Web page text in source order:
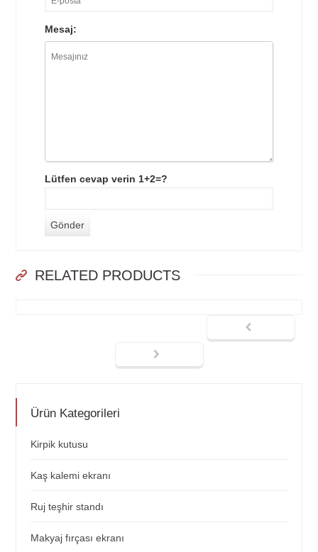
Mesaj:
Lütfen cevap verin 1+2=?
RELATED PRODUCTS
Ürün Kategorileri
Kirpik kutusu
Kaş kalemi ekranı
Ruj teşhir standı
Makyaj fırçası ekranı